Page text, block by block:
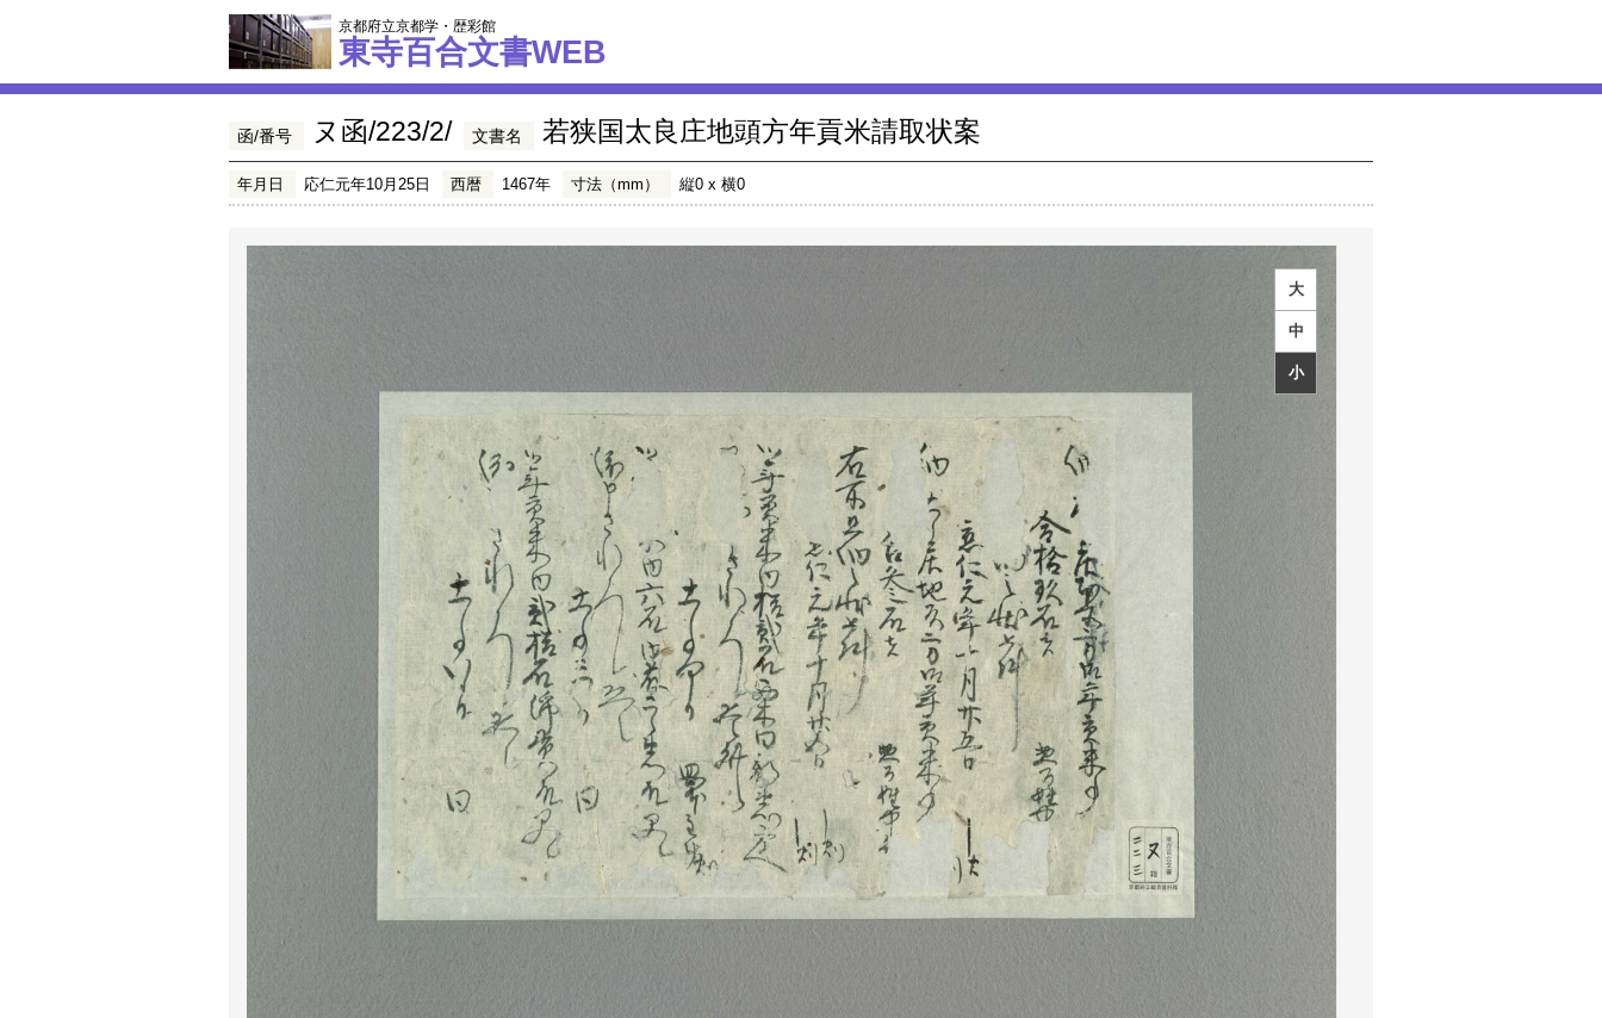
京都府立京都学・歴彩館
東寺百合文書WEB
函/番号 ヌ函/223/2/ 文書名 若狭国太良庄地頭方年貢米請取状案
年月日 応仁元年10月25日 西暦 1467年 寸法（mm） 縦0 x 横0
大
中
小